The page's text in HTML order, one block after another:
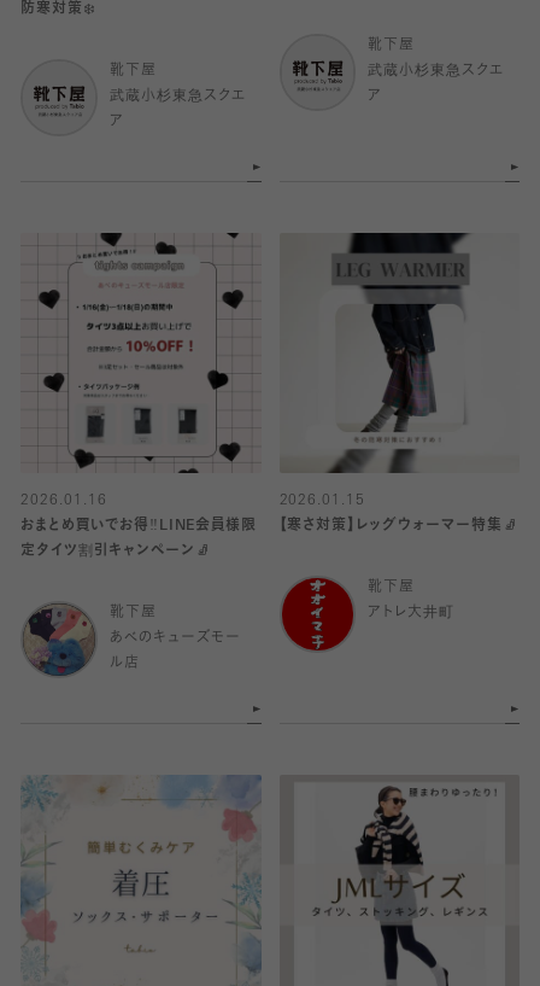
防寒対策❄️
靴下屋
武蔵小杉東急スクエ
ア
靴下屋
武蔵小杉東急スクエ
ア
2026.01.16
おまとめ買いでお得‼️LINE会員様限
定タイツ割引キャンペーン🧦
靴下屋
あべのキューズモー
ル店
2026.01.15
【寒さ対策】レッグウォーマー特集🧦
靴下屋
アトレ大井町